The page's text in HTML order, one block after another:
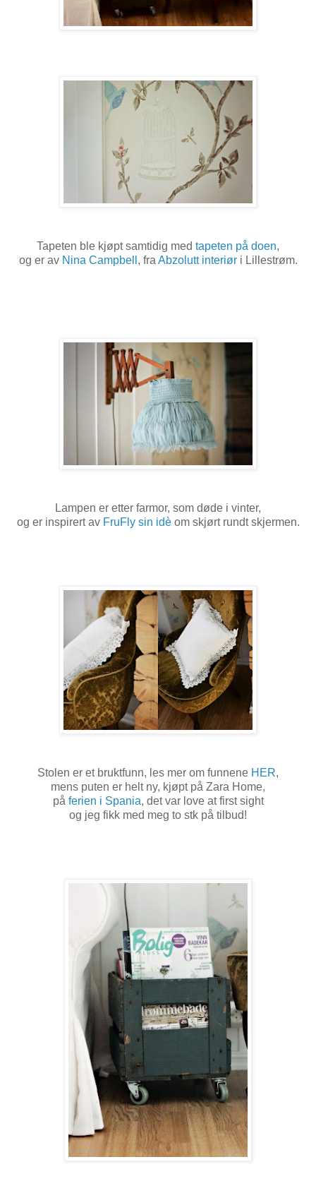
Tapeten ble kjøpt samtidig med tapeten på doen,
og er av Nina Campbell , fra Abzolutt interiøri Lillestrøm.
Lampen er etter farmor, som døde i vinter,
og er inspirert av FruFly sin idèom skjørt rundt skjermen.
Stolen er et bruktfunn, les mer om funnene HER,
mens puten er helt ny, kjøpt på Zara Home,
på ferien i Spania, det var love at first sight
og jeg fikk med meg to stk på tilbud!